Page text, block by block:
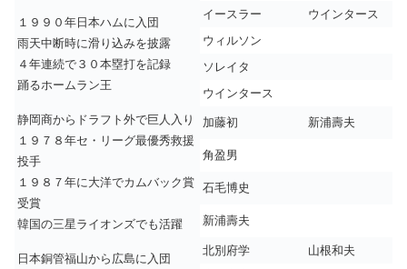
１９９０年日本ハムに入団
雨天中断時に滑り込みを披露
４年連続で３０本塁打を記録
踊るホームラン王
イースラー
ウインタース
ウィルソン
ソレイタ
ウインタース
静岡商からドラフト外で巨人入り
１９７８年セ・リーグ最優秀救援
投手
１９８７年に大洋でカムバック賞
受賞
韓国の三星ライオンズでも活躍
加藤初 新浦壽夫
角盈男
石毛博史
新浦壽夫
日本銅管福山から広島に入団
北別府学
山根和夫